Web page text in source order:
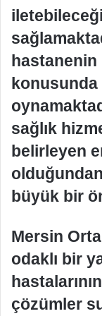
hastanenin
sağlık
belirleyen
büyük bir
Mersin
odaklı bir
çözümler